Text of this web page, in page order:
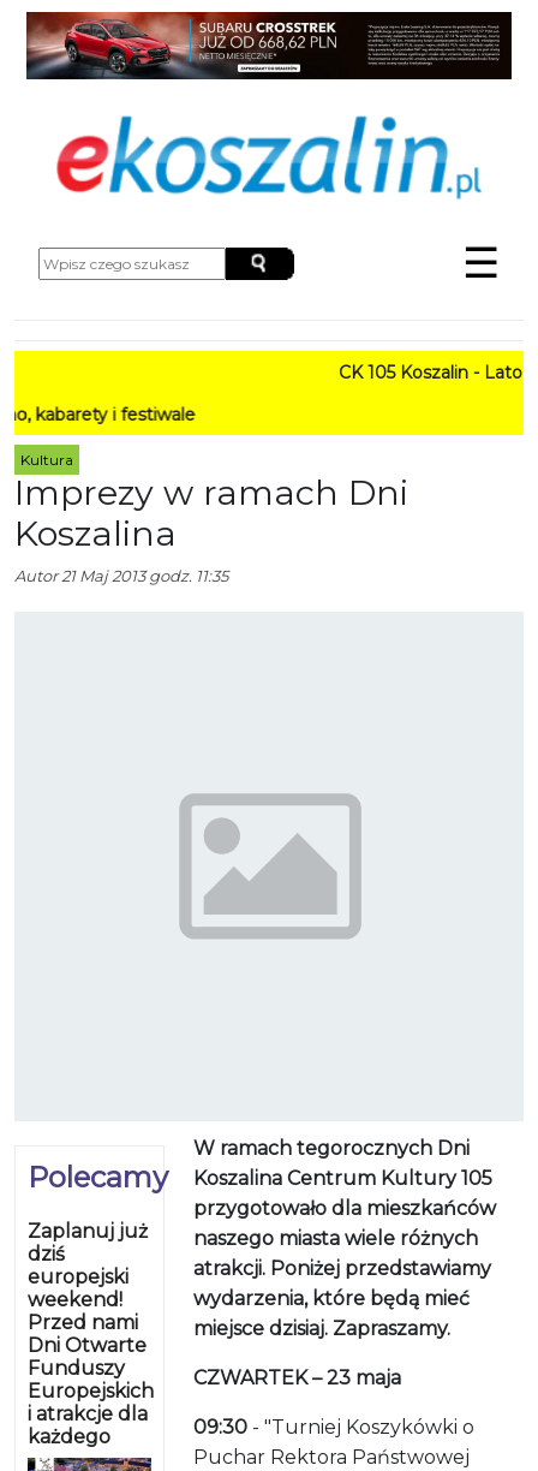
☰
CK 105 Koszalin - Lato w
i festiwale
Kultura
Imprezy w ramach Dni
Koszalina
Autor21 Maj 2013 godz. 11:35
Polecamy
Zaplanuj już
dziś
europejski
weekend!
Przed nami
Dni Otwarte
Funduszy
Europejskich
i atrakcje dla
każdego
W ramach tegorocznych Dni
Koszalina Centrum Kultury 105
przygotowało dla mieszkańców
naszego miasta wiele różnych
atrakcji. Poniżej przedstawiamy
wydarzenia, które będą mieć
miejsce dzisiaj. Zapraszamy.
CZWARTEK – 23 maja
09:30 - "Turniej Koszykówki o
Puchar Rektora Państwowej